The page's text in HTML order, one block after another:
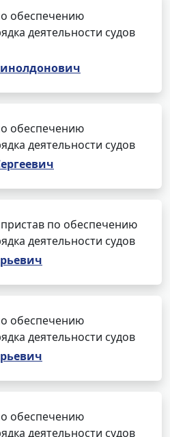
обеспечению
деятельности судов
обеспечению
деятельности судов
по обеспечению
деятельности судов
обеспечению
деятельности судов
обеспечению
деятельности судов